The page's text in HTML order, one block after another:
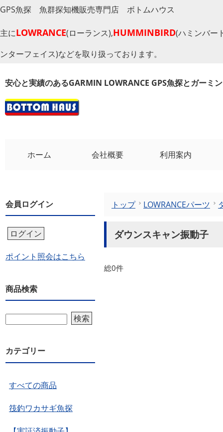
GPS魚探 魚群探知機販売専門店 ボトムハウス
主にLOWRANCE(ローランス),HUMMINBIRD(ハミンバー
ンターフェイス)などを取り扱っております。
安心と実績のあるGARMIN LOWRANCE GPS魚探とガーミ
ホーム 会社概要 利用案内
会員ログイン
ログイン
ポイント照会はこちら
商品検索
検索
カテゴリー
すべての商品
筏釣ワカサギ魚探
トップ LOWRANCEパーツ
ダウンスキャン振動子
総0件